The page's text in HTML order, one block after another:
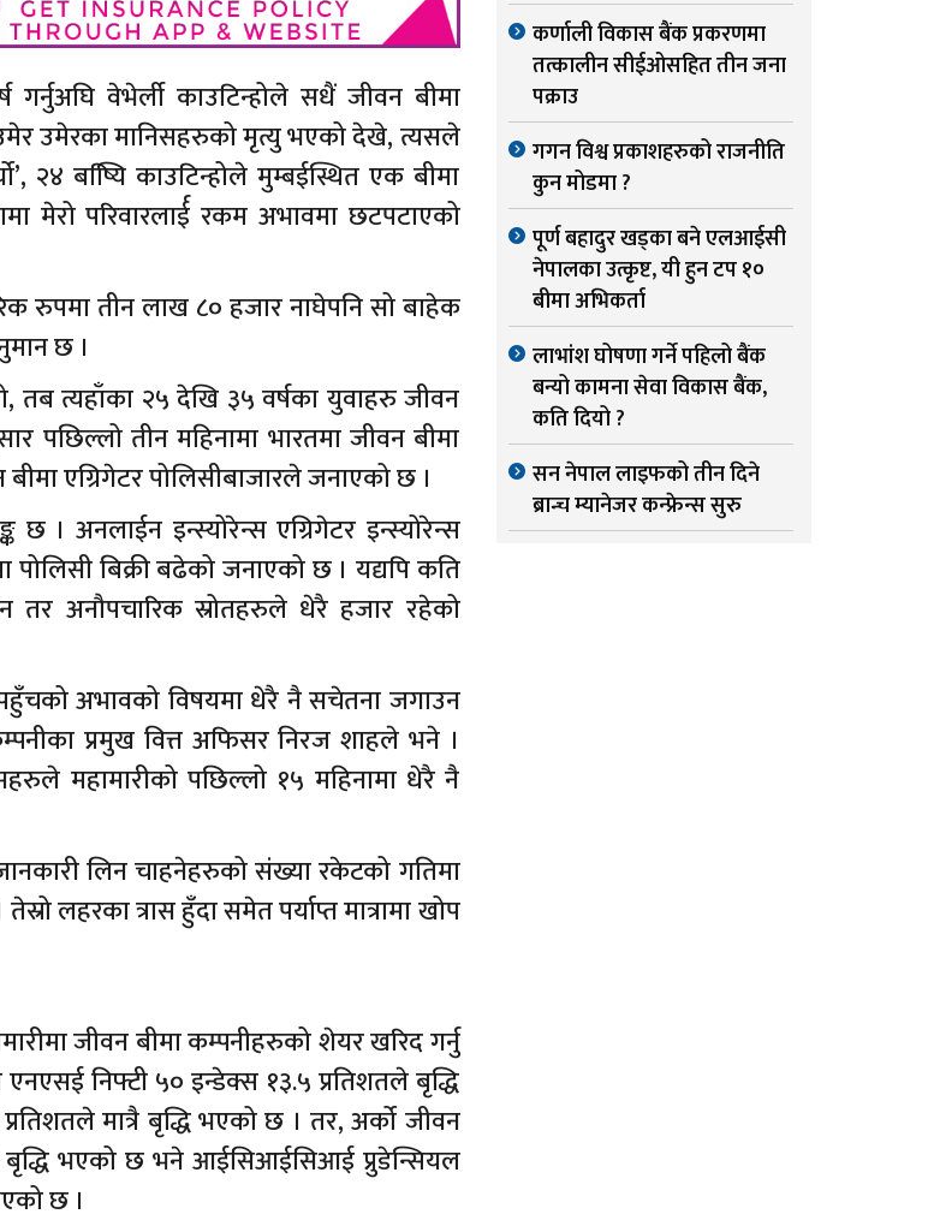
वेभेर्ली काउटिन्होले सधैं जीवन बीमा
उमेरका मानिसहरुको मृत्यु भएको देखे, त्यसले
२४ बष्यिि काउटिन्होले मुम्बईस्थित एक बीमा
मेरो परिवारलार्ई रकम अभावमा छटपटाएको
रुपमा तीन लाख ८० हजार नाघेपनि सो बाहेक
छ ।
तब त्यहाँका २५ देखि ३५ वर्षका युवाहरु जीवन
पछिल्लो तीन महिनामा भारतमा जीवन बीमा
एग्रिगेटर पोलिसीबाजारले जनाएको छ ।
छ । अनलाईन इन्स्योरेन्स एग्रिगेटर इन्स्योरेन्स
बिक्री बढेको जनाएको छ । यद्यपि कति
तर अनौपचारिक स्रोतहरुले धेरै हजार रहेको
पहुँचको अभावको विषयमा धेरै नै सचेतना जगाउन
प्रमुख वित्त अफिसर निरज शाहले भने ।
महामारीको पछिल्लो १५ महिनामा धेरै नै
जानकारी लिन चाहनेहरुको संख्या रकेटको गतिमा
लहरका त्रास हुँदा समेत पर्याप्त मात्रामा खोप
जीवन बीमा कम्पनीहरुको शेयर खरिद गर्नु
निफ्टी ५० इन्डेक्स १३.५ प्रतिशतले बृद्धि
मात्रै बृद्धि भएको छ । तर, अर्को जीवन
भएको छ भने आईसिआईसिआई प्रुडेन्सियल
छ ।
कर्णाली विकास बैंक प्रकरणमा
तत्कालीन सीईओसहित तीन जना
पक्राउ
गगन विश्व प्रकाशहरुको राजनीति
कुन मोडमा ?
पूर्ण बहादुर खड्का बने एलआईसी
नेपालका उत्कृष्ट, यी हुन टप १०
बीमा अभिकर्ता
लाभांश घोषणा गर्ने पहिलो बैंक
बन्यो कामना सेवा विकास बैंक,
कति दियो ?
सन नेपाल लाइफको तीन दिने
ब्रान्च म्यानेजर कन्फ्रेन्स सुरु